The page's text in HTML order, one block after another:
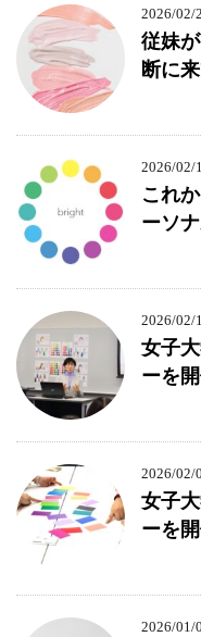
2026/02/
従妹
断に
2026/02/
これ
ーソ
2026/02/
女子
ーを
2026/02/
女子
ーを
2026/01/